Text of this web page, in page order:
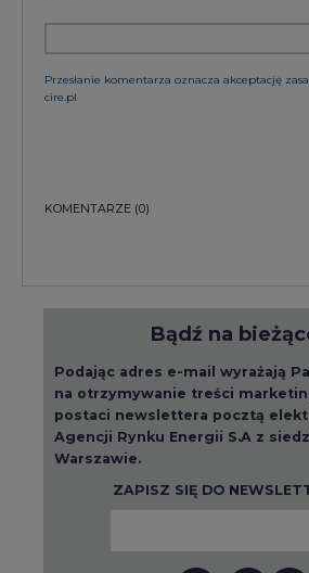
Przesłanie komentarza oznacza akceptację
cire.pl
KOMENTARZE (0)
Bądź na
Podając adres e-mail wyrażają
na otrzymywanie treści
postaci newslettera pocztą
Agencji Rynku Energii S.A z
Warszawie.
ZAPISZ SIĘ DO